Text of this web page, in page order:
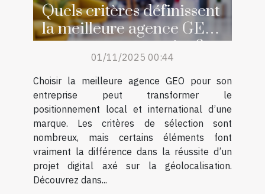
Quels critères définissent
la meilleure agence GEO
pour votre entreprise ?
01/11/2025 00:44
Choisir la meilleure agence GEO pour son
entreprise peut transformer le
positionnement local et international d’une
marque. Les critères de sélection sont
nombreux, mais certains éléments font
vraiment la différence dans la réussite d’un
projet digital axé sur la géolocalisation.
Découvrez dans...